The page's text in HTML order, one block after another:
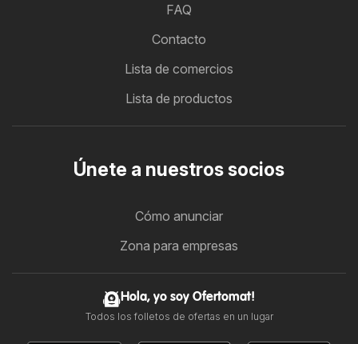
FAQ
Contacto
Lista de comercios
Lista de productos
Únete a nuestros socios
Cómo anunciar
Zona para empresas
Hola, yo soy Ofertomat!
Todos los folletos de ofertas en un lugar